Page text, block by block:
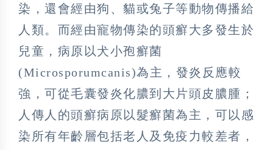
染，還會經由狗、貓或兔子等動物傳播給
人類。而經由寵物傳染的頭癬大多發生於
兒童，病原以犬小孢癬菌
(Microsporumcanis)為主，發炎反應較
強，可從毛囊發炎化膿到大片頭皮膿腫；
人傳人的頭癬病原以髮癬菌為主，可以感
染所有年齡層包括老人及免疫力較差者，